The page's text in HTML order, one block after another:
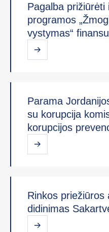
Pagalba prižiūrėti
programos
vystymas“
Parama
su korupcija
korupcijos
Rinkos priežiūros
didinimas